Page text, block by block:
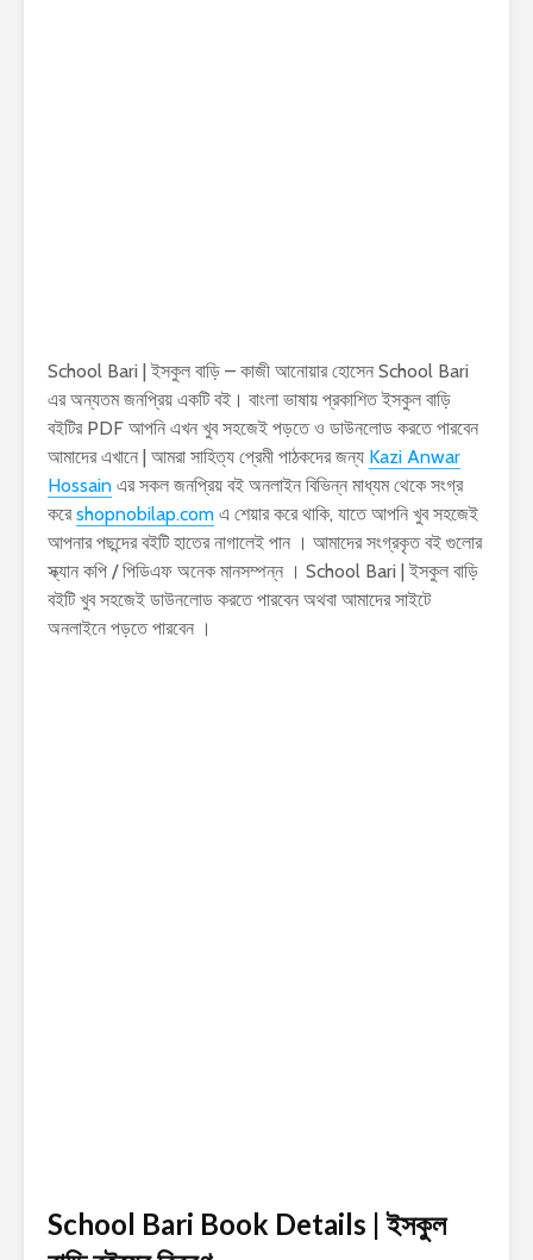
School Bari | ইসকুল বাড়ি – কাজী আনোয়ার হোসেন School Bari
এর অন্যতম জনপ্রিয় একটি বই। বাংলা ভাষায় প্রকাশিত ইসকুল বাড়ি
বইটির PDF আপনি এখন খুব সহজেই পড়তে ও ডাউনলোড করতে পারবেন
আমাদের এখানে | আমরা সাহিত্য প্রেমী পাঠকদের জন্য Kazi Anwar
Hossain এর সকল জনপ্রিয় বই অনলাইন বিভিন্ন মাধ্যম থেকে সংগ্র
করেshopnobilap.com এ শেয়ার করে থাকি, যাতে আপনি খুব সহজেই
আপনার পছন্দের বইটি হাতের নাগালেই পান । আমাদের সংগ্রকৃত বই গুলোর
স্ক্যান কপি / পিডিএফ অনেক মানসম্পন্ন । School Bari | ইসকুল বাড়ি
বইটি খুব সহজেই ডাউনলোড করতে পারবেন অথবা আমাদের সাইটে
অনলাইনে পড়তে পারবেন ।
School Bari Book Details | ইসকুল